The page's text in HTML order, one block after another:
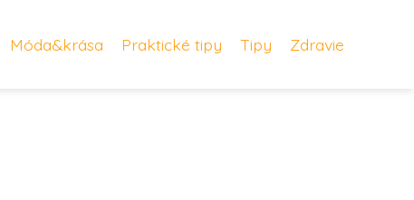
Móda&krása Praktické tipy Tipy Zdravie